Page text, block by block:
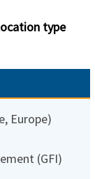
type
Europe)
(GFI)